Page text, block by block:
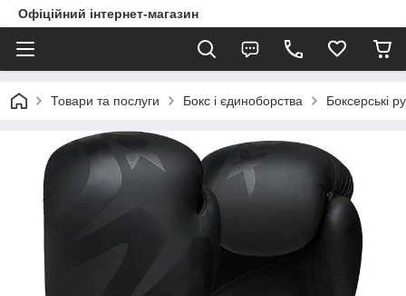
Офіційний інтернет-магазин
Товари та послуги Бокс і єдиноборства Боксерські